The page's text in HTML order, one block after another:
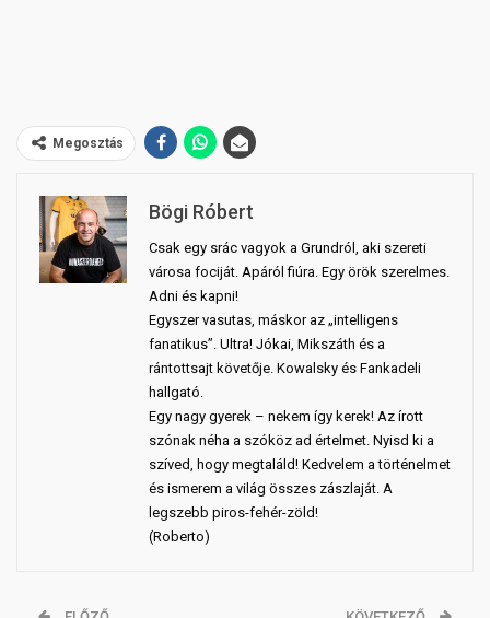
Megosztás
Bögi Róbert
Csak egy srác vagyok a Grundról, aki szereti
városa fociját. Apáról fiúra. Egy örök szerelmes.
Adni és kapni!
Egyszer vasutas, máskor az „intelligens
fanatikus”. Ultra! Jókai, Mikszáth és a
rántottsajt követője. Kowalsky és Fankadeli
hallgató.
Egy nagy gyerek – nekem így kerek! Az írott
szónak néha a szóköz ad értelmet. Nyisd ki a
szíved, hogy megtaláld! Kedvelem a történelmet
és ismerem a világ összes zászlaját. A
legszebb piros-fehér-zöld!
(Roberto)